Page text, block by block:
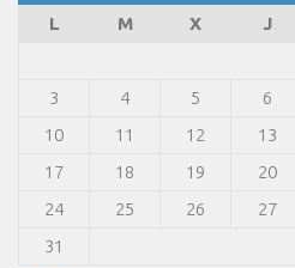
L
M X J
3
4 5 6
10
11 12 13
17
18 19 20
24
25 26 27
31